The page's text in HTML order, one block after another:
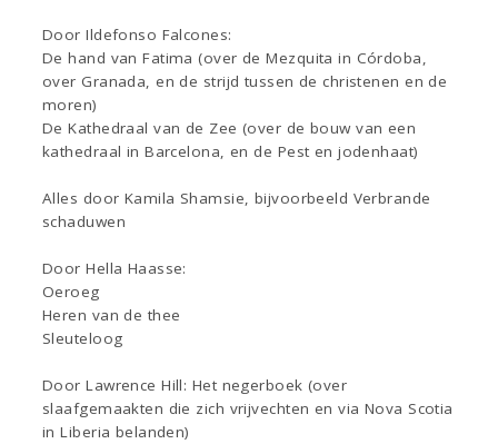
Door Ildefonso Falcones:
De hand van Fatima (over de Mezquita in Córdoba,
over Granada, en de strijd tussen de christenen en de
moren)
De Kathedraal van de Zee (over de bouw van een
kathedraal in Barcelona, en de Pest en jodenhaat)
Alles door Kamila Shamsie, bijvoorbeeld Verbrande
schaduwen
Door Hella Haasse:
Oeroeg
Heren van de thee
Sleuteloog
Door Lawrence Hill: Het negerboek (over
slaafgemaakten die zich vrijvechten en via Nova Scotia
in Liberia belanden)